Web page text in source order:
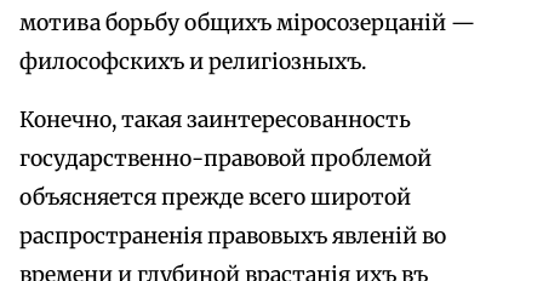
мотива борьбу общихъ міросозерцаній —
философскихъ и религіозныхъ.
Конечно, такая заинтересованность
государственно-правовой проблемой
объясняется прежде всего широтой
распространенія правовыхъ явленій во
времени и глубиной врастанія ихъ въ